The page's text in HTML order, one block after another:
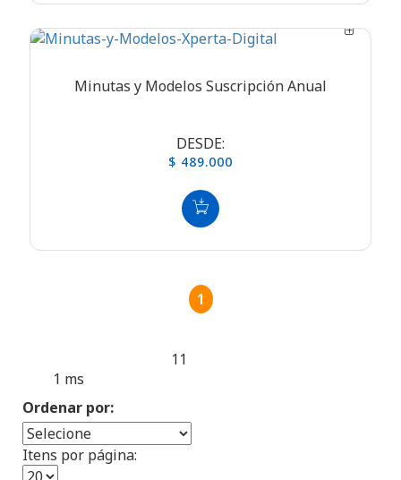
Minutas y Modelos Suscripción Anual
DESDE:
$ 489.000
1
11
1 ms
Ordenar por:
Itens por página: